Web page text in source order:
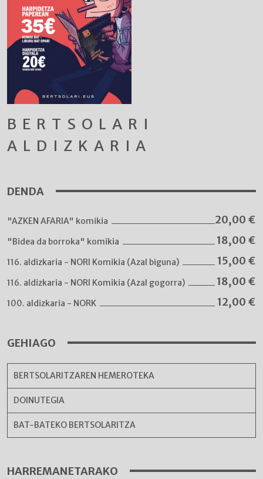
BERTSOLARI
ALDIZKARIA
DENDA
"AZKEN AFARIA" komikia 20,00 €
"Bidea da borroka" komikia 18,00 €
116. aldizkaria - NORI Komikia (Azal biguna) 15,00 €
116. aldizkaria - NORI Komikia (Azal gogorra) 18,00 €
100. aldizkaria - NORK 12,00 €
GEHIAGO
BERTSOLARITZAREN HEMEROTEKA
DOINUTEGIA
BAT-BATEKO BERTSOLARITZA
HARREMANETARAKO